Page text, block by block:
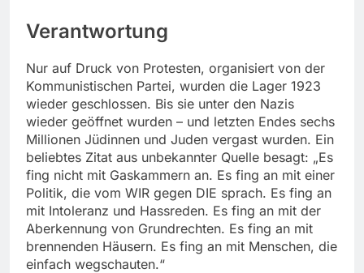
Verantwortung
Nur auf Druck von Protesten, organisiert von der
Kommunistischen Partei, wurden die Lager 1923
wieder geschlossen. Bis sie unter den Nazis
wieder geöffnet wurden – und letzten Endes sechs
Millionen Jüdinnen und Juden vergast wurden. Ein
beliebtes Zitat aus unbekannter Quelle besagt: „Es
fing nicht mit Gaskammern an. Es fing an mit einer
Politik, die vom WIR gegen DIE sprach. Es fing an
mit Intoleranz und Hassreden. Es fing an mit der
Aberkennung von Grundrechten. Es fing an mit
brennenden Häusern. Es fing an mit Menschen, die
einfach wegschauten.“